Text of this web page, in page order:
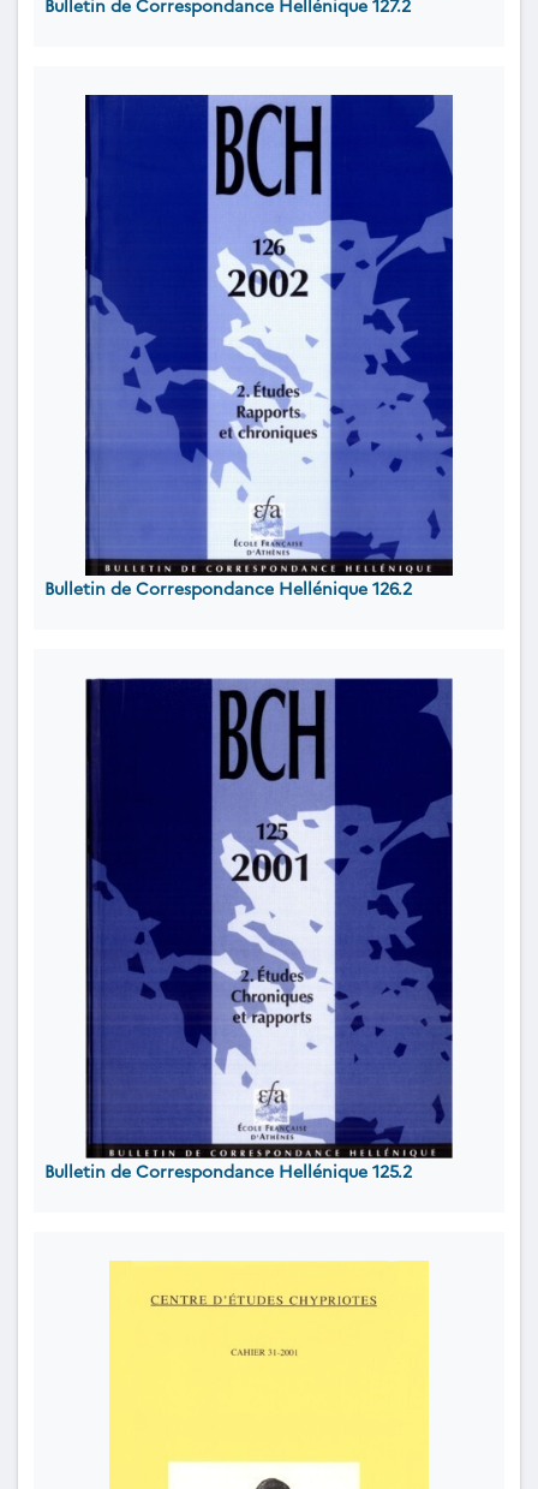
Bulletin de Correspondance Hellénique 127.2
Bulletin de Correspondance Hellénique 126.2
Bulletin de Correspondance Hellénique 125.2